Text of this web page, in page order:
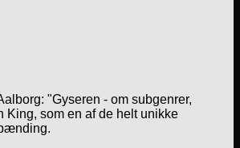
"Gyseren - om subgenrer,
som en af de helt unikke